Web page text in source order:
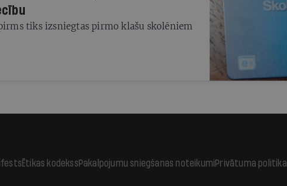
tiks izsniegtas pirmo klašu skolēniem
Ētikas kodekssPakalpojumu sniegšanas noteikumiPrivātuma politika